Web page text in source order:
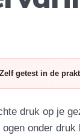
Zelf getest in de
druk op je
onder